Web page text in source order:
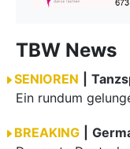
TBW News
SENIOREN
BREAKING